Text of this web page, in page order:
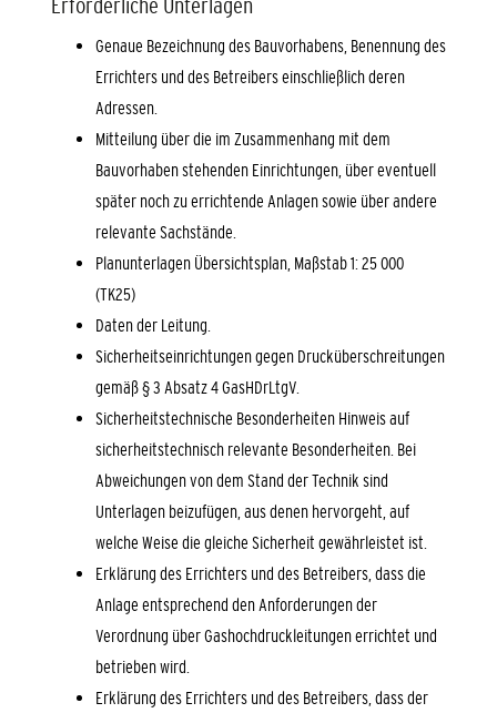
Genaue Bezeichnung des Bauvorhabens, Benennung des
Errichters und des Betreibers einschließlich deren
Adressen.
Mitteilung über die im Zusammenhang mit dem
Bauvorhaben stehenden Einrichtungen, über eventuell
später noch zu errichtende Anlagen sowie über andere
relevante Sachstände.
Planunterlagen Übersichtsplan, Maßstab 1: 25 000
(TK25)
Daten der Leitung.
Sicherheitseinrichtungen gegen Drucküberschreitungen
gemäß § 3 Absatz 4 GasHDrLtgV.
Sicherheitstechnische Besonderheiten Hinweis auf
sicherheitstechnisch relevante Besonderheiten. Bei
Abweichungen von dem Stand der Technik sind
Unterlagen beizufügen, aus denen hervorgeht, auf
welche Weise die gleiche Sicherheit gewährleistet ist.
Erklärung des Errichters und des Betreibers, dass die
Anlage entsprechend den Anforderungen der
Verordnung über Gashochdruckleitungen errichtet und
betrieben wird.
Erklärung des Errichters und des Betreibers, dass der